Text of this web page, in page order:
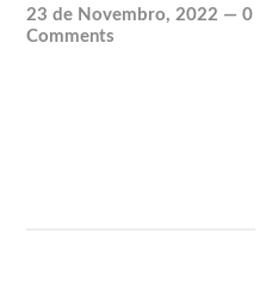
23 de Novembro, 2022 —0
Comments